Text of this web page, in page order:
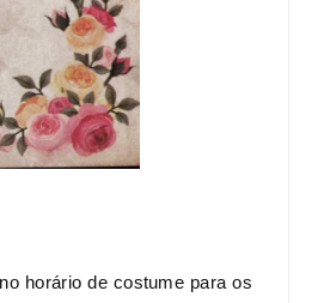
horário de costume para os